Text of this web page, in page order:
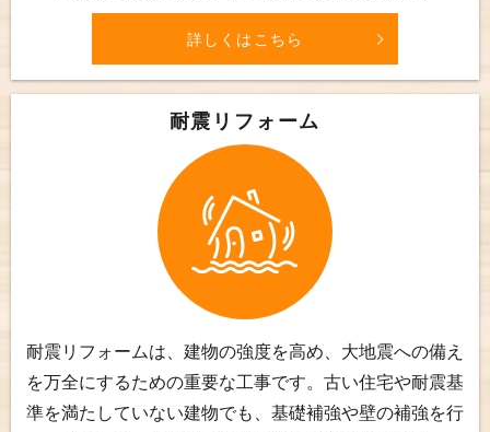
詳しくはこちら
耐震リフォーム
耐震リフォームは、建物の強度を高め、大地震への備え
を万全にするための重要な工事です。古い住宅や耐震基
準を満たしていない建物でも、基礎補強や壁の補強を行